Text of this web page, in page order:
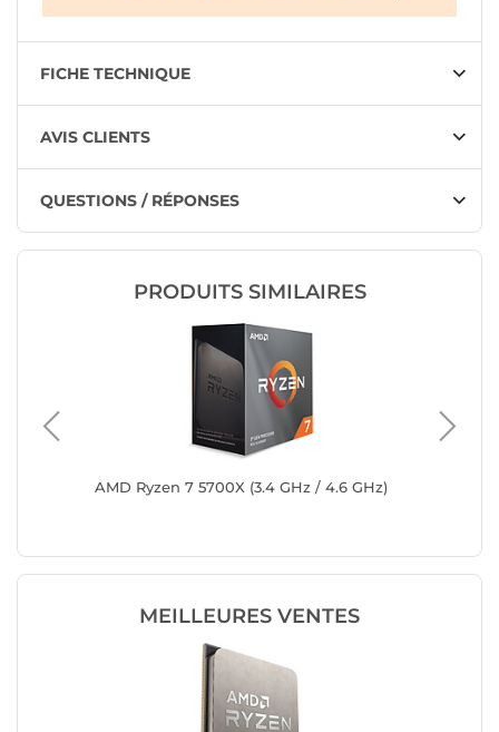
FICHE TECHNIQUE
AVIS CLIENTS
QUESTIONS / RÉPONSES
PRODUITS SIMILAIRES
AMD Ryzen 7 5700X (3.4 GHz / 4.6 GHz)
MEILLEURES VENTES